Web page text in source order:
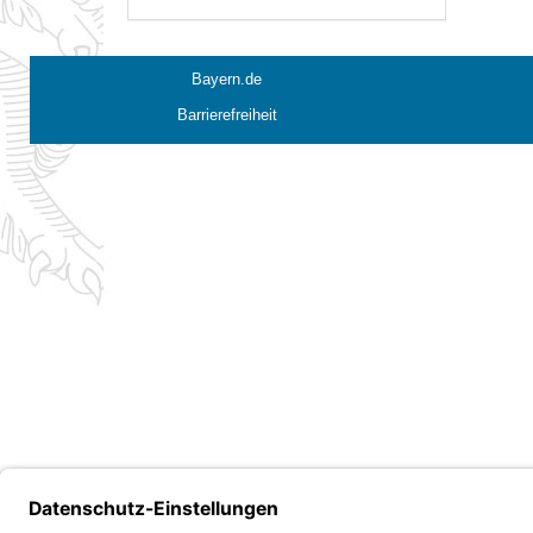
Bayern.de
Barrierefreiheit